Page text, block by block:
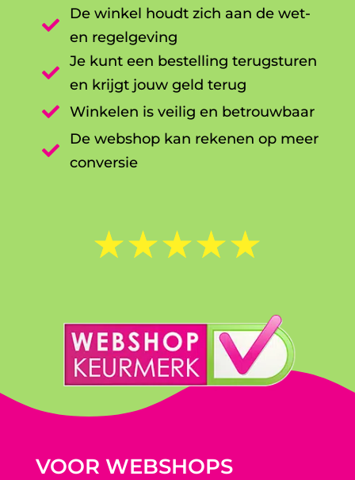

De winkel houdt zich aan de wet-
en regelgeving

Je kunt een bestelling terugsturen
en krijgt jouw geld terug

Winkelen is veilig en betrouwbaar

De webshop kan rekenen op meer
conversie
☆☆☆☆☆
VOOR WEBSHOPS